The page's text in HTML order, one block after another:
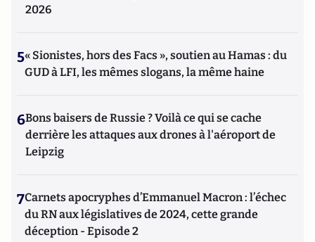
2026
5« Sionistes, hors des Facs », soutien au Hamas : du
GUD à LFI, les mêmes slogans, la même haine
6Bons baisers de Russie ? Voilà ce qui se cache
derrière les attaques aux drones à l'aéroport de
Leipzig
7Carnets apocryphes d’Emmanuel Macron : l’échec
du RN aux législatives de 2024, cette grande
déception - Episode 2